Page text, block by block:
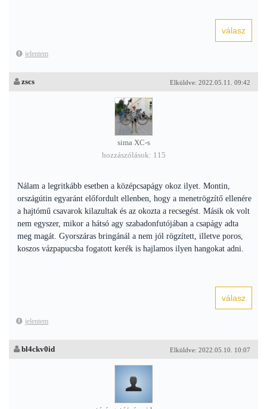
jelentem
Elküldve: 2022.05.11. 09:42
zscs
sima XC-s
hozzászólások: 115
Nálam a legritkább esetben a középcsapágy okoz ilyet. Montin,
országútin egyaránt előfordult ellenben, hogy a menetrögzítő ellenére
a hajtómű csavarok kilazultak és az okozta a recsegést. Másik ok volt
nem egyszer, mikor a hátsó agy szabadonfutójában a csapágy adta
meg magát. Gyorszáras bringánál a nem jól rögzített, illetve poros,
koszos vázpapucsba fogatott kerék is hajlamos ilyen hangokat adni.
jelentem
Elküldve: 2022.05.10. 10:07
bl4ckv0id